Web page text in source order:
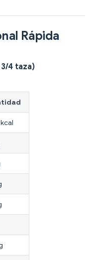
Rápida
4 taza)